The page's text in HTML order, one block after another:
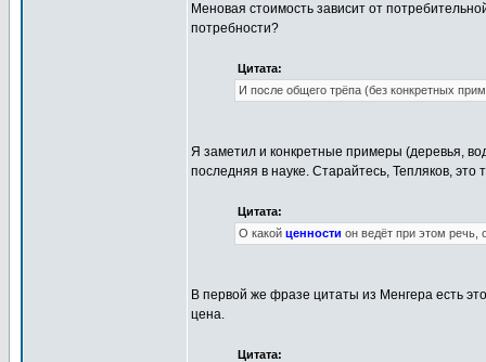
Меновая стоимость зависит от
потребности?
Цитата:
И после общего трёпа (без конкретных
Я заметил и конкретные примеры (деревья,
последняя в науке. Старайтесь, Тепляков, это
Цитата:
О какой ценности он ведёт при этом речь,
В первой же фразе цитаты из Менгера есть
цена.
Цитата: